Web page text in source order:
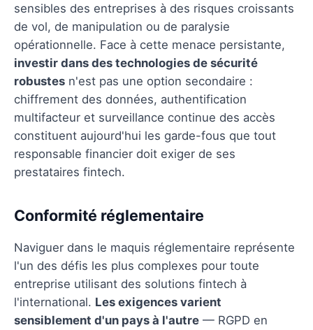
sensibles des entreprises à des risques croissants
de vol, de manipulation ou de paralysie
opérationnelle. Face à cette menace persistante,
investir dans des technologies de sécurité
robustes n'est pas une option secondaire :
chiffrement des données, authentification
multifacteur et surveillance continue des accès
constituent aujourd'hui les garde-fous que tout
responsable financier doit exiger de ses
prestataires fintech.
Conformité réglementaire
Naviguer dans le maquis réglementaire représente
l'un des défis les plus complexes pour toute
entreprise utilisant des solutions fintech à
l'international. Les exigences varient
sensiblement d'un pays à l'autre — RGPD en